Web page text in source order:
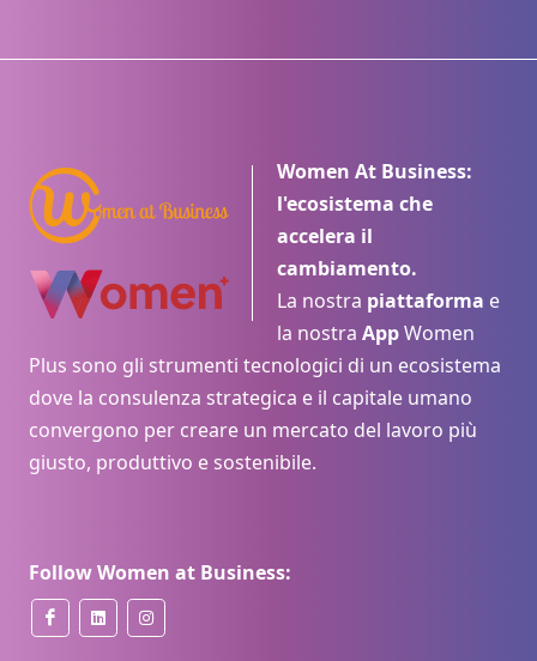
Women At Business:
l'ecosistema che
accelera il
cambiamento.
La nostra piattaforma e
la nostraAppWomen
Plus sono gli strumenti tecnologici di un ecosistema
dove la consulenza strategica e il capitale umano
convergono per creare un mercato del lavoro più
giusto, produttivo e sostenibile.
Follow Women at Business: